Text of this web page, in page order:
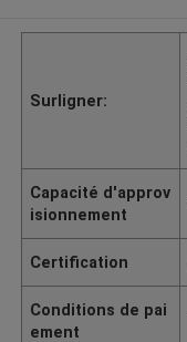
Surligner:
Capacité d'approv
isionnement
Certification
Conditions de pai
ement